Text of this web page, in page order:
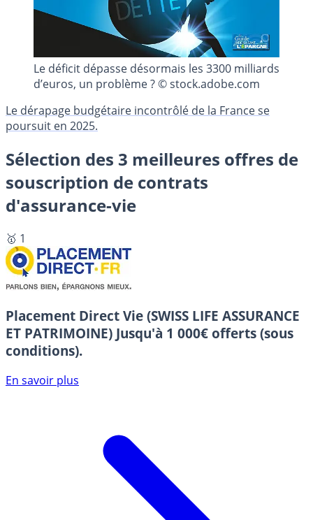
Le déficit dépasse désormais les 3300 milliards
d’euros, un problème ? © stock.adobe.com
Le dérapage budgétaire incontrôlé de la France se
poursuit en 2025.
Sélection des 3 meilleures offres de
souscription de contrats
d'assurance-vie
🥇 1
Placement Direct Vie (SWISS LIFE ASSURANCE
ET PATRIMOINE) Jusqu'à 1 000€ offerts (sous
conditions).
En savoir plus